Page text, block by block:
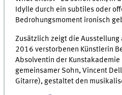
Idylle durch ein subtiles oder
Bedrohungsmoment ironisch
Zusätzlich zeigt die
2016 verstorbenen Künstlerin
Absolventin der Kunstakademie
gemeinsamer Sohn, Vincent
Gitarre), gestaltet den